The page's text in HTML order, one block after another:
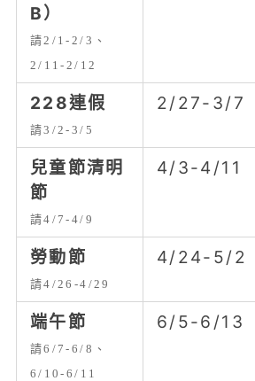
B）
請2/1-2/3、
2/11-2/12
228連假
請3/2-3/5
2/27-3/7
兒童節清明
節
請4/7-4/9
4/3-4/11
勞動節
請4/26-4/29
4/24-5/2
端午節
請6/7-6/8、
6/10-6/11
6/5-6/13